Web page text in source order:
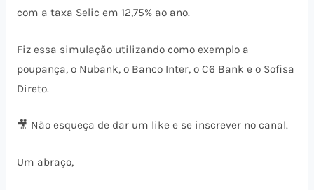
com a taxa Selic em 12,75% ao ano.
Fiz essa simulação utilizando como exemplo a
poupança, o Nubank, o Banco Inter, o C6 Bank e o Sofisa
Direto.
🎥 Não esqueça de dar um like e se inscrever no canal.
Um abraço,